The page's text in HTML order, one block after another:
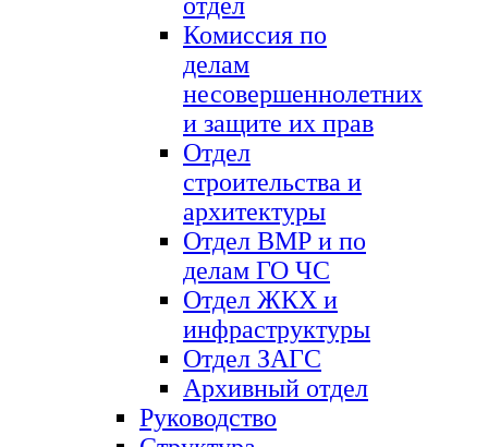
Комиссия по
делам
несовершеннолетних
и защите их прав
Отдел
строительства и
архитектуры
Отдел ВМР и по
делам ГО ЧС
Отдел ЖКХ и
инфраструктуры
Отдел ЗАГС
Архивный отдел
Руководство